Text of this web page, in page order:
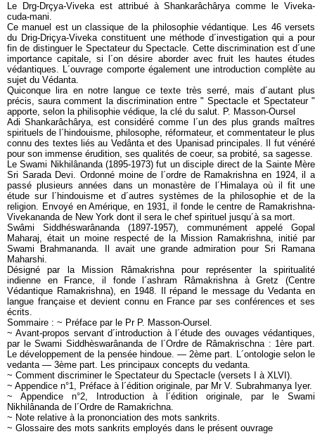
Le Drg-Drçya-Vivekaest attribué àShankarâchâryacomme le Viveka-
cuda-mani.
Ce manuel est un classique de la philosophie védantique. Les 46 versets
du Drig-Driçya-Viveka constituent une méthode d´investigation qui a pour
fin de distinguer le Spectateur du Spectacle. Cette discrimination est d´une
importance capitale, si l´on désire aborder avec fruit les hautes études
védantiques. L´ouvrage comporte également une introduction complète au
sujet du Védanta.
Quiconque lira en notre langue ce texte très serré, mais d´autant plus
précis, saura comment la discrimination entre " Spectacle et Spectateur "
apporte, selon la philisophie védique, la clé du salut. P. Masson-Oursel
Adi Shankarâchârya, est considéré comme l´un des plus grands maîtres
spirituels de l´hindouisme, philosophe, réformateur, et commentateur le plus
connu des textes liés au Vedânta et des Upanisad principales. Il fut vénéré
pour son immense érudition, ses qualités de coeur, sa probité, sa sagesse.
LeSwami Nikhilânanda(1895-1973) fut un disciple direct de la Sainte Mère
Sri Sarada Devi. Ordonné moine de l´ordre de Ramakrishna en 1924, il a
passé plusieurs années dans un monastère de l´Himalaya où il fit une
étude sur l´hindouisme et d´autres systèmes de la philosophie et de la
religion. Envoyé en Amérique, en 1931, il fonde le centre de Ramakrishna-
Vivekananda de New York dont il sera le chef spirituel jusqu´à sa mort.
Swâmi Siddhéswarânanda
(1897-1957), communément appelé Gopal
Maharaj, était un moine respecté de la Mission Ramakrishna, initié par
Swami Brahmananda. Il avait une grande admiration pour Sri Ramana
Maharshi.
Désigné par la Mission Râmakrishna pour représenter la spiritualité
indienne en France, il fonde l´ashram Râmakrishna à Gretz (Centre
Védantique Ramakrishna), en 1948. Il répand le message du Vedanta en
langue française et devient connu en France par ses conférences et ses
écrits.
Sommaire : ~ Préface par le Pr P. Masson-Oursel.
~ Avant-propos servant d´introduction à l´étude des ouvages védantiques,
par leSwami Siddhèswarânandade l´Ordre de Râmakrischna : 1ère part.
Le développement de la pensée hindoue. — 2ème part. L´ontologie selon le
vedanta— 3ème part. Les principaux concepts du vedanta.
~ Comment discriminer le Spectateur du Spectacle (versets I à XLVI).
~ Appendice n°1, Préface à l´édition originale, par Mr V. Subrahmanya Iyer.
~
Appendice n°2, Introduction à l´édition originale, par le Swami
Nikhilânandade l´Ordre de Ramakrichna.
~ Note relative à la prononciation des mots sankrits.
~ Glossaire des mots sankrits employés dans le présent ouvrage